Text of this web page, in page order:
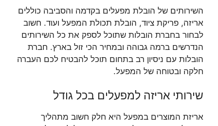
השירותים של הובלת מפעלים בקדמה והסביבה כוללים
אריזה, פריקת ציוד, הובלת תכולת המפעל ועוד. חשוב
לבחור בחברת הובלות שתוכל לספק את כל השירותים
הנדרשים ברמה גבוהה ובמחיר הכי זול בארץ. חברת
הובלות עם ניסיון רב בתחום תוכל להבטיח לכם העברה
חלקה ובטוחה של המפעל.
שירותי אריזה למפעלים בכל גודל
אריזת המוצרים במפעל היא חלק חשוב מתהליך